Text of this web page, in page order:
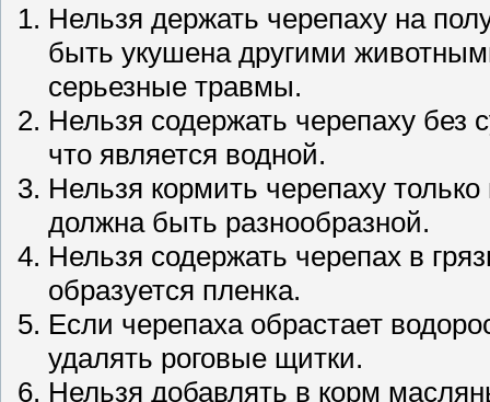
Нельзя держать черепаху на
быть укушена другими
серьезные травмы.
Нельзя содержать черепаху без
что является водной.
Нельзя кормить черепаху
должна быть разнообразной.
Нельзя содержать черепах в
образуется пленка.
Если черепаха обрастает
удалять роговые щитки.
Нельзя добавлять в корм